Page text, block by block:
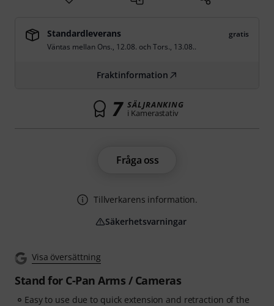
Visa översättning
Stand for C-Pan Arms / Cameras
Easy to use due to quick extension and retraction of the
Standardleverans
gratis
Väntas mellan Ons., 12.08. ochTors., 13.08..
Fraktinformation
7 SÄLJRANKING
i Kamerastativ
Fråga oss
Tillverkarens information.
Säkerhetsvarningar